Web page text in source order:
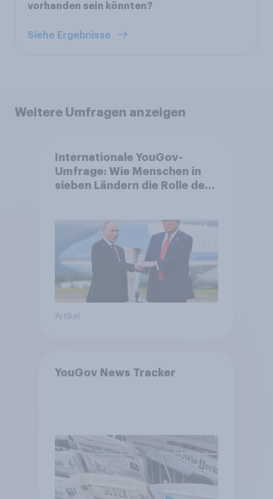
vorhanden sein könnten?
Siehe Ergebnisse
Weitere Umfragen anzeigen
Internationale YouGov-
Umfrage: Wie Menschen in
sieben Ländern die Rolle der
Bedrohungen und Bündnisse
bewerten
Artikel
YouGov News Tracker